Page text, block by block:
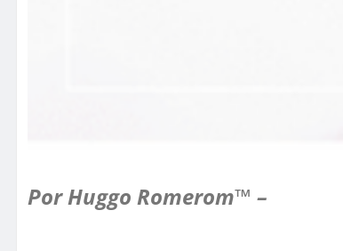
Por Huggo Romerom™ –